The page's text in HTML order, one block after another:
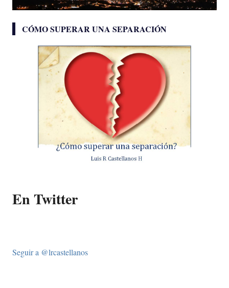
CÓMO SUPERAR UNA SEPARACIÓN
En Twitter
Seguir a @lrcastellanos